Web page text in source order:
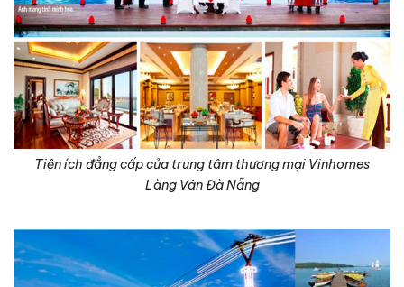
Tiện ích đẳng cấp của trung tâm thương mại Vinhomes
Làng Vân Đà Nẵng